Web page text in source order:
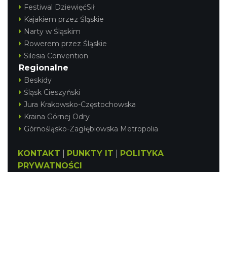
Festiwal DziewięćSił
Kajakiem przez Śląskie
Narty w Śląskim
Rowerem przez Śląskie
Silesia Convention
Regionalne
Beskidy
Śląsk Cieszyński
Jura Krakowsko-Częstochowska
Kraina Górnej Odry
Górnośląsko-Zagłębiowska Metropolia
KONTAKT PUNKTY IT
POLITYKA
PRYWATNOŚCI